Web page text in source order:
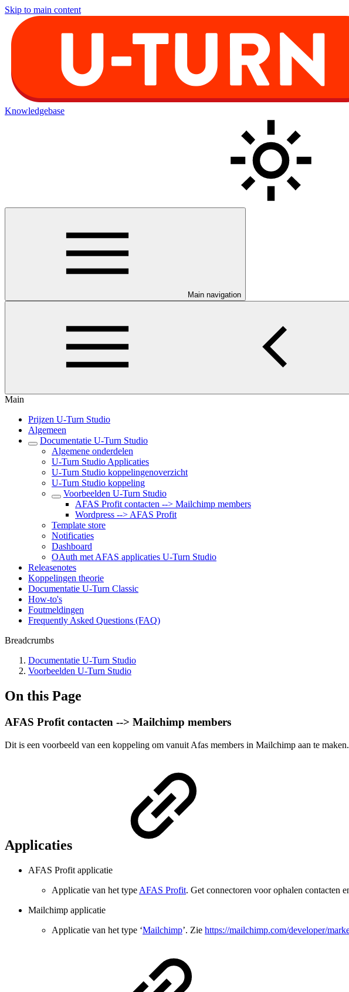
Skip to main content
Knowledgebase
Main navigation
Main
Prijzen U-Turn Studio
Algemeen
Documentatie U-Turn Studio
Algemene onderdelen
U-Turn Studio Applicaties
U-Turn Studio koppelingenoverzicht
U-Turn Studio koppeling
Voorbeelden U-Turn Studio
AFAS Profit contacten --> Mailchimp members
Wordpress --> AFAS Profit
Template store
Notificaties
Dashboard
OAuth met AFAS applicaties U-Turn Studio
Releasenotes
Koppelingen theorie
Documentatie U-Turn Classic
How-to's
Foutmeldingen
Frequently Asked Questions (FAQ)
Breadcrumbs
Documentatie U-Turn Studio
Voorbeelden U-Turn Studio
On this Page
AFAS Profit contacten --> Mailchimp members
Dit is een voorbeeld van een koppeling om vanuit Afas members in Mailchimp aan te maken.
Applicaties
AFAS Profit applicatie
Applicatie van het type AFAS Profit. Get connectoren voor ophalen contacten
Mailchimp applicatie
Applicatie van het type ‘Mailchimp’. Zie https://mailchimp.com/developer/